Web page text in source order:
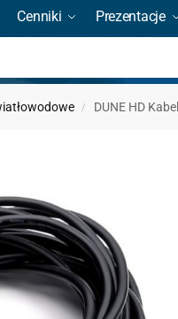
Cenniki Prezentacje
/ DUNE HD